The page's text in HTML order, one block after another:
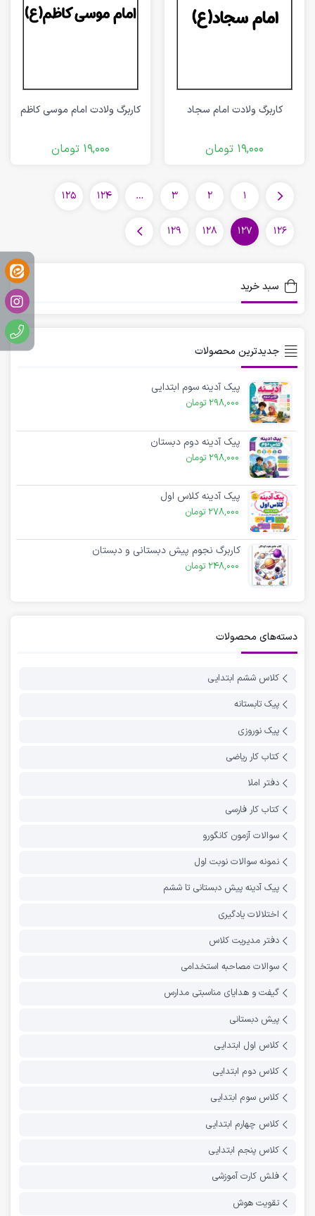
کاربرگ ولادت امام سجاد
19,000 تومان
کاربرگ ولادت امام موسی کاظم
19,000 تومان
1
2
3
…
124
125
126
127
128
129
سبد خرید
جدیدترین محصولات
پیک آدینه سوم ابتدایی
298,000 تومان
پیک آدینه دوم دبستان
298,000 تومان
پیک آدینه کلاس اول
278,000 تومان
کاربرگ نجوم پیش دبستانی و دبستان
248,000 تومان
دسته‌های محصولات
کلاس ششم ابتدایی
پیک تابستانه
پیک نوروزی
کتاب کار ریاضی
دفتر املا
کتاب کار فارسی
سوالات آزمون کانگورو
نمونه سوالات نوبت اول
پیک آدینه پیش دبستانی تا ششم
اختلالات یادگیری
دفتر مدیریت کلاس
سوالات مصاحبه استخدامی
گیفت و هدایای مناسبتی مدارس
پیش دبستانی
کلاس اول ابتدایی
کلاس دوم ابتدایی
کلاس سوم ابتدایی
کلاس چهارم ابتدایی
کلاس پنجم ابتدایی
فلش کارت آموزشی
تقویت هوش